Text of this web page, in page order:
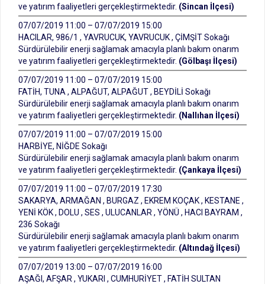
ve yatırım faaliyetleri gerçekleştirmektedir. (Sincan İlçesi)
07/07/2019 11:00 – 07/07/2019 15:00
HACILAR, 986/1 , YAVRUCUK, YAVRUCUK , ÇİMŞİT Sokağı
Sürdürülebilir enerji sağlamak amacıyla planlı bakım onarım
ve yatırım faaliyetleri gerçekleştirmektedir. (Gölbaşı İlçesi)
07/07/2019 11:00 – 07/07/2019 15:00
FATİH, TUNA , ALPAĞUT, ALPAĞUT , BEYDİLİ Sokağı
Sürdürülebilir enerji sağlamak amacıyla planlı bakım onarım
ve yatırım faaliyetleri gerçekleştirmektedir. (Nallıhan İlçesi)
07/07/2019 11:00 – 07/07/2019 15:00
HARBİYE, NİĞDE Sokağı
Sürdürülebilir enerji sağlamak amacıyla planlı bakım onarım
ve yatırım faaliyetleri gerçekleştirmektedir. (Çankaya İlçesi)
07/07/2019 11:00 – 07/07/2019 17:30
SAKARYA, ARMAĞAN , BURGAZ , EKREM KOÇAK , KESTANE ,
YENİ KÖK , DOLU , SES , ULUCANLAR , YÖNÜ , HACI BAYRAM ,
236 Sokağı
Sürdürülebilir enerji sağlamak amacıyla planlı bakım onarım
ve yatırım faaliyetleri gerçekleştirmektedir. (Altındağ İlçesi)
07/07/2019 13:00 – 07/07/2019 16:00
AŞAĞI, AFŞAR , YUKARI , CUMHURİYET , FATİH SULTAN